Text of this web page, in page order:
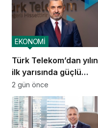
Türk Telekom’dan yılın
ilk yarısında güçlü
performans
EKONOMİ
2 gün önce